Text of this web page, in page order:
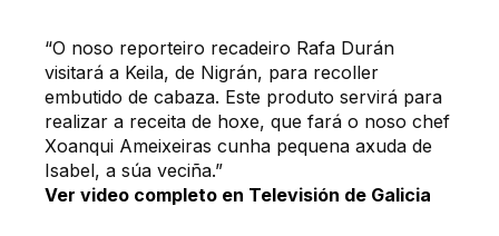
“O noso reporteiro recadeiro Rafa Durán
visitará a Keila, de Nigrán, para recoller
embutido de cabaza. Este produto servirá para
realizar a receita de hoxe, que fará o noso chef
Xoanqui Ameixeiras cunha pequena axuda de
Isabel, a súa veciña.”
Ver video completo en Televisión de Galicia